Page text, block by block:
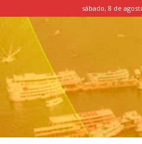
sábado, 8 de